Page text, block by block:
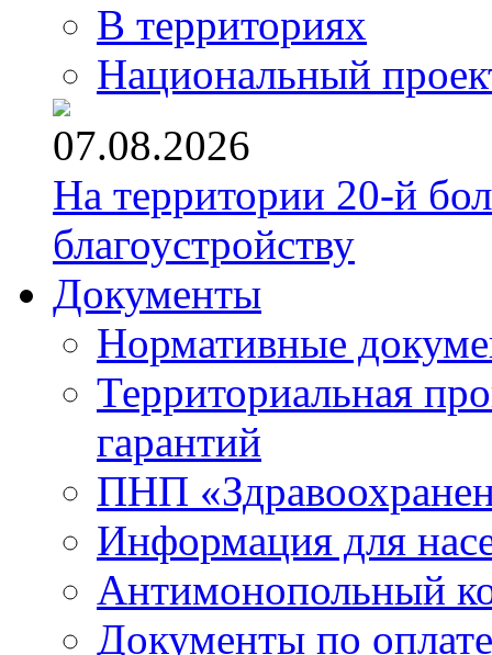
В территориях
Национальный
07.08.2026
На территории 20-й
благоустройству
Документы
Нормативные
Территориальная
гарантий
ПНП
Информация для
Антимонопольный
Документы по